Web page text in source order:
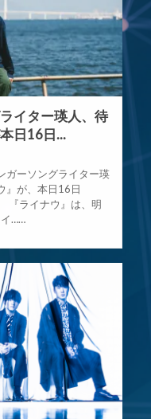
イター瑛人、待
日16日...
ガーソングライター瑛
』が、本日16日
『ライナウ』は、明
イ……